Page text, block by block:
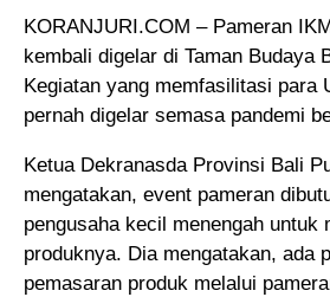
KORANJURI.COM – Pameran
kembali digelar di Taman Budaya
Kegiatan yang memfasilitasi para
pernah digelar semasa pandemi
Ketua Dekranasda Provinsi Bali
mengatakan, event pameran
pengusaha kecil menengah untuk
produknya. Dia mengatakan, ada
pemasaran produk melalui